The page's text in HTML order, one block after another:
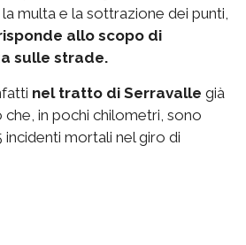
multa e la sottrazione dei punti,
allo scopo di
sulle strade.
nel tratto di Serravalle già
in pochi chilometri, sono
mortali nel giro di